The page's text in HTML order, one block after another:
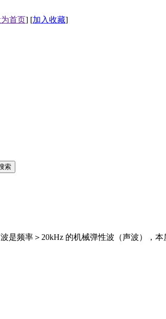
首页] [加入收藏]
索
是频率＞20kHz 的机械弹性波（声波），